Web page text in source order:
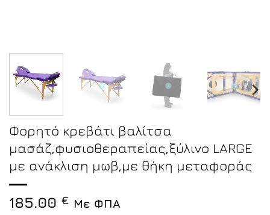
Φορητό κρεβάτι βαλίτσα
μασάζ,φυσιοθεραπείας,ξύλινο LARGE
με ανάκλιση μωβ,με θήκη μεταφοράς
185.00 € Με ΦΠΑ